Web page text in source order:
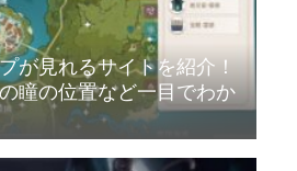
が見れるサイトを紹介！
瞳の位置など一目でわか